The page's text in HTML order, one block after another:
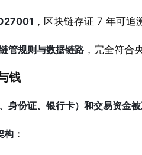
，区块链存证 7 年可追
管规则与数据链路 ，完全符合
钱
身份证、银行卡）和交易资金
构 ：